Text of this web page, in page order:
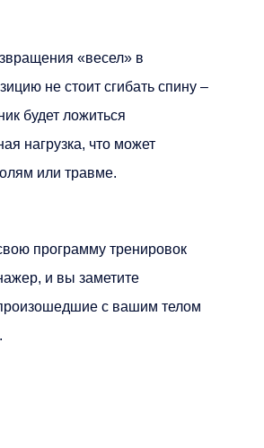
«весел» в
не стоит сгибать спину –
будет ложиться
нагрузка, что может
или травме.
программу тренировок
и вы заметите
с вашим телом